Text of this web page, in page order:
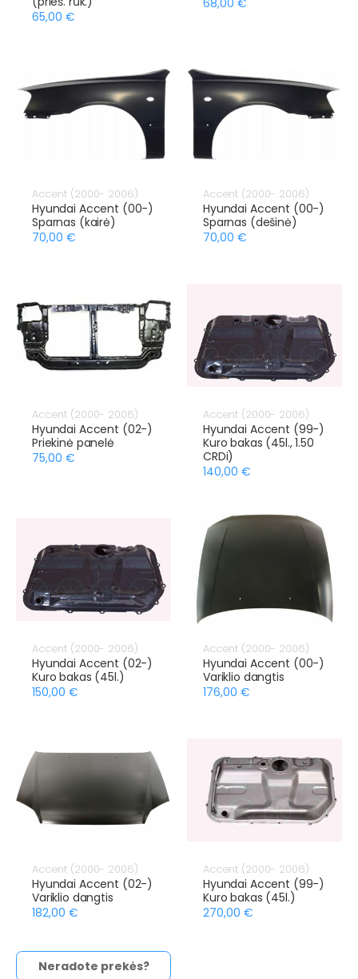
65,00 €
Accent (2000- 2006)
Hyundai Accent (00-)
Sparnas (kairė)
70,00 €
Accent (2000- 2006)
Hyundai Accent (00-)
Sparnas (dešinė)
70,00 €
Accent (2000- 2006)
Hyundai Accent (02-)
Priekinė panelė
75,00 €
Accent (2000- 2006)
Hyundai Accent (99-)
Kuro bakas (45l., 1.50
CRDi)
140,00 €
Accent (2000- 2006)
Hyundai Accent (02-)
Kuro bakas (45l.)
150,00 €
Accent (2000- 2006)
Hyundai Accent (00-)
Variklio dangtis
176,00 €
Accent (2000- 2006)
Hyundai Accent (02-)
Variklio dangtis
182,00 €
Accent (2000- 2006)
Hyundai Accent (99-)
Kuro bakas (45l.)
270,00 €
Neradote prekės?